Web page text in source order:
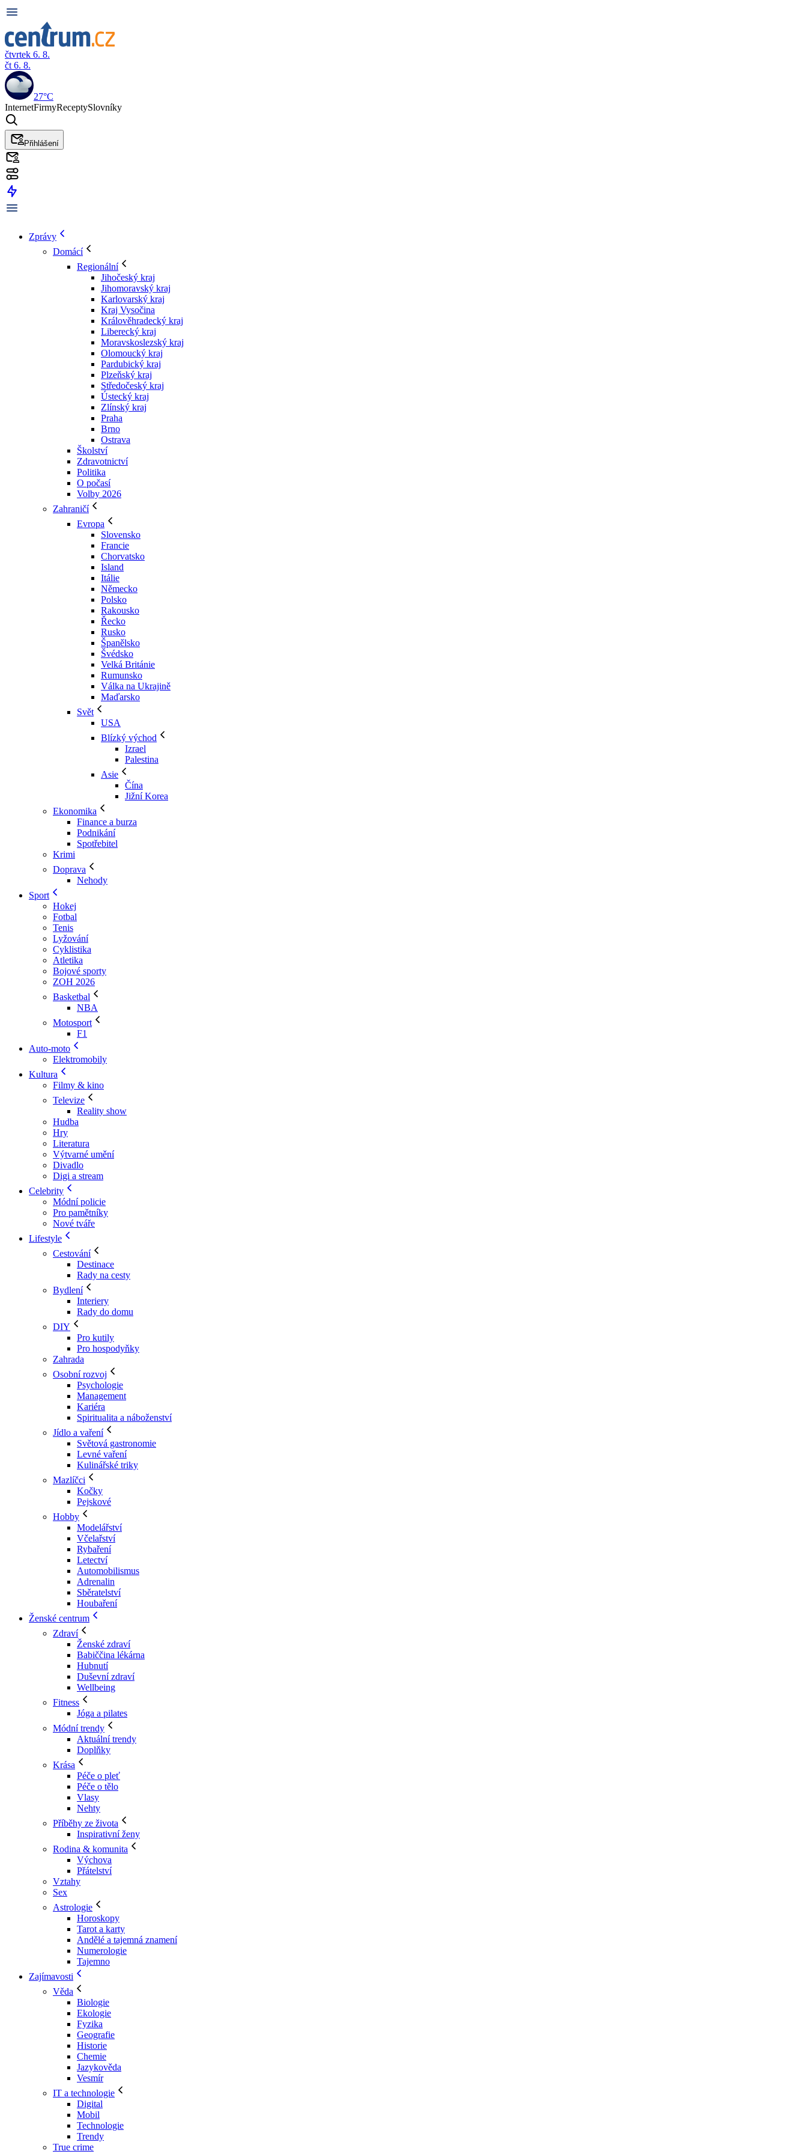
čtvrtek 6. 8.
čt 6. 8.
27°C
InternetFirmyReceptySlovníky
Přihlášení
Zprávy
Domácí
Regionální
Jihočeský kraj
Jihomoravský kraj
Karlovarský kraj
Kraj Vysočina
Králověhradecký kraj
Liberecký kraj
Moravskoslezský kraj
Olomoucký kraj
Pardubický kraj
Plzeňský kraj
Středočeský kraj
Ústecký kraj
Zlínský kraj
Praha
Brno
Ostrava
Školství
Zdravotnictví
Politika
O počasí
Volby 2026
Zahraničí
Evropa
Slovensko
Francie
Chorvatsko
Island
Itálie
Německo
Polsko
Rakousko
Řecko
Rusko
Španělsko
Švédsko
Velká Británie
Rumunsko
Válka na Ukrajině
Maďarsko
Svět
USA
Blízký východ
Izrael
Palestina
Asie
Čína
Jižní Korea
Ekonomika
Finance a burza
Podnikání
Spotřebitel
Krimi
Doprava
Nehody
Sport
Hokej
Fotbal
Tenis
Lyžování
Cyklistika
Atletika
Bojové sporty
ZOH 2026
Basketbal
NBA
Motosport
F1
Auto-moto
Elektromobily
Kultura
Filmy & kino
Televize
Reality show
Hudba
Hry
Literatura
Výtvarné umění
Divadlo
Digi a stream
Celebrity
Módní policie
Pro pamětníky
Nové tváře
Lifestyle
Cestování
Destinace
Rady na cesty
Bydlení
Interiery
Rady do domu
DIY
Pro kutily
Pro hospodyňky
Zahrada
Osobní rozvoj
Psychologie
Management
Kariéra
Spiritualita a náboženství
Jídlo a vaření
Světová gastronomie
Levné vaření
Kulinářské triky
Mazlíčci
Kočky
Pejskové
Hobby
Modelářství
Včelařství
Rybaření
Letectví
Automobilismus
Adrenalin
Sběratelství
Houbaření
Ženské centrum
Zdraví
Ženské zdraví
Babiččina lékárna
Hubnutí
Duševní zdraví
Wellbeing
Fitness
Jóga a pilates
Módní trendy
Aktuální trendy
Doplňky
Krása
Péče o pleť
Péče o tělo
Vlasy
Nehty
Příběhy ze života
Inspirativní ženy
Rodina & komunita
Výchova
Přátelství
Vztahy
Sex
Astrologie
Horoskopy
Tarot a karty
Andělé a tajemná znamení
Numerologie
Tajemno
Zajímavosti
Věda
Biologie
Ekologie
Fyzika
Geografie
Historie
Chemie
Jazykověda
Vesmír
IT a technologie
Digital
Mobil
Technologie
Trendy
True crime